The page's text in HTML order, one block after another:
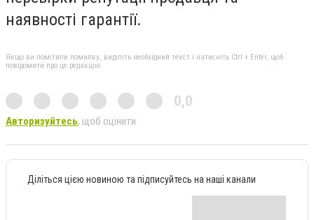
наявності гарантії.
Якщо ви помітили помилку, виділіть необхідний текст і натисніть Ctrl + Enter, щоб
повідомити про це редакцію
0,0
Авторизуйтесь, щоб оцінити
Діліться цією новиною та підписуйтесь на наші канали